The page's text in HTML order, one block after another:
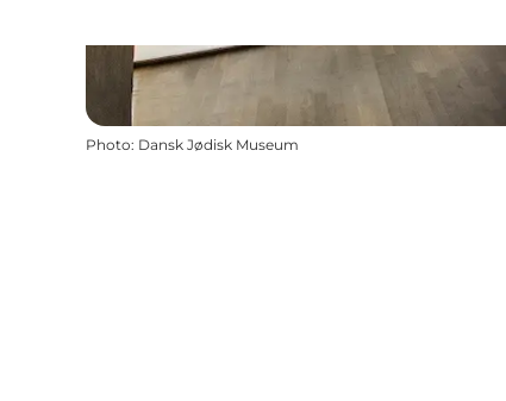
Photo: Dansk Jødisk Museum